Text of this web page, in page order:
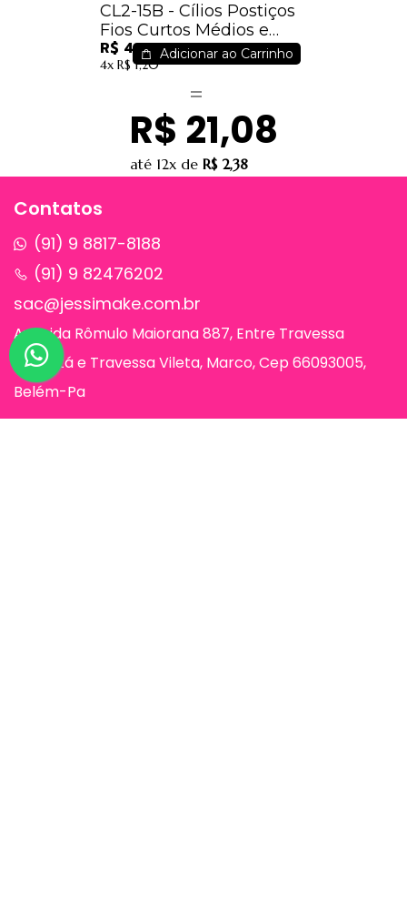
CL2-15B - Cílios Postiços
Fios Curtos Médios e
Longos - Macrilan
R$ 4,25
4x R$ 1,20
Adicionar ao Carrinho
R$ 21,08
até 12x de R$ 2,38
Contatos
(91) 9 8817-8188
(91) 9 82476202
sac@jessimake.com.br
Avenida Rômulo Maiorana 887, Entre Travessa
Humaitá e Travessa Vileta, Marco, Cep 66093005,
Belém-Pa